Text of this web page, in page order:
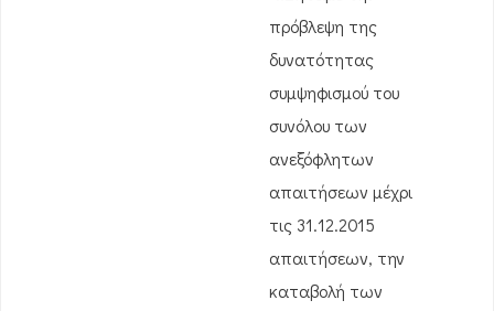
πρόβλεψη της
δυνατότητας
συμψηφισμού του
συνόλου των
ανεξόφλητων
απαιτήσεων μέχρι
τις 31.12.2015
απαιτήσεων, την
καταβολή των